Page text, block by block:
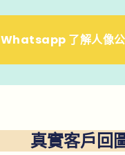
Whatsapp 了解人像
真實客戶回